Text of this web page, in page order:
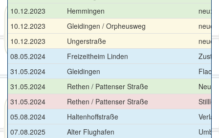
10.12.2023
Hemmingen
neu:
10.12.2023
Gleidingen / Orpheusweg
neuer
10.12.2023
Ungerstraße
neuer
08.05.2024
Freizeitheim Linden
31.05.2024
Gleidingen
31.05.2024
Rethen / Pattenser Straße
31.05.2024
Rethen / Pattenser Straße
05.08.2024
Haltenhoffstraße
07.08.2025
Alter Flughafen